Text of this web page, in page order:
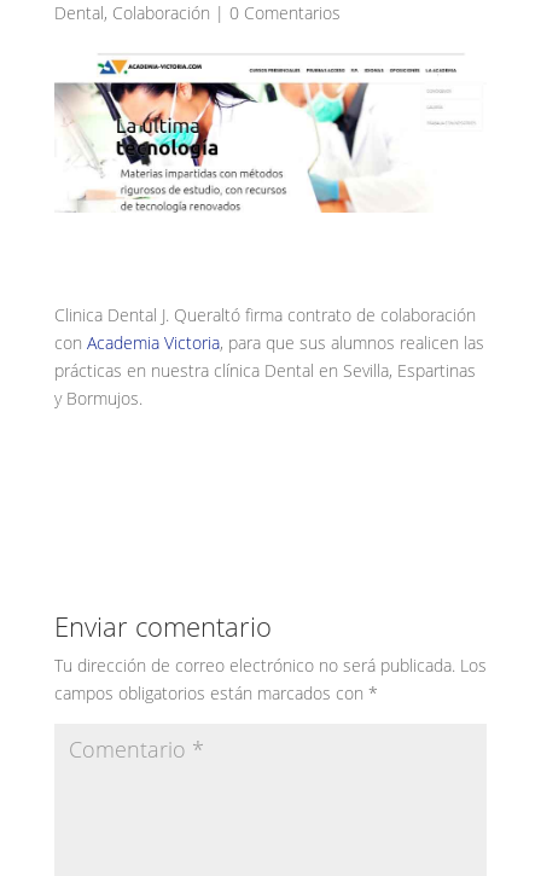
Dental, Colaboración | 0 Comentarios
Clinica Dental J. Queraltó firma contrato de colaboración
con Academia Victoria, para que sus alumnos realicen las
prácticas en nuestra clínica Dental en Sevilla, Espartinas
y Bormujos.
Enviar comentario
Tu dirección de correo electrónico no será publicada. Los
campos obligatorios están marcados con *